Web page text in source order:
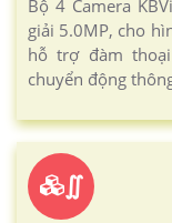
Bộ 4 Camera
giải 5.0MP, cho
hỗ trợ đàm
chuyển động
∬